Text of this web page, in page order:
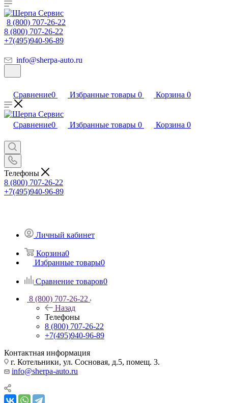
8 (800) 707-26-22
8 (800) 707-26-22
+7(495)940-96-89
info@sherpa-auto.ru
Сравнение0 Избранные товары 0 Корзина 0
Сравнение0 Избранные товары 0 Корзина 0
Телефоны
8 (800) 707-26-22
+7(495)940-96-89
Личный кабинет
Корзина0
Избранные товары0
Сравнение товаров0
8 (800) 707-26-22
Назад
Телефоны
8 (800) 707-26-22
+7(495)940-96-89
Контактная информация
г. Котельники, ул. Сосновая, д.5, помещ. 3.
info@sherpa-auto.ru